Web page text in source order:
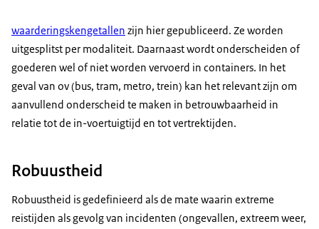
waarderingskengetallen zijn hier gepubliceerd. Ze worden
uitgesplitst per modaliteit. Daarnaast wordt onderscheiden of
goederen wel of niet worden vervoerd in containers. In het
geval van ov (bus, tram, metro, trein) kan het relevant zijn om
aanvullend onderscheid te maken in betrouwbaarheid in
relatie tot de in-voertuigtijd en tot vertrektijden.
Robuustheid
Robuustheid is gedefinieerd als de mate waarin extreme
reistijden als gevolg van incidenten (ongevallen, extreem weer,